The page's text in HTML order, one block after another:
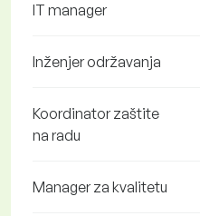
IT manager
Inženjer održavanja
Koordinator zaštite
na radu
Manager za kvalitetu